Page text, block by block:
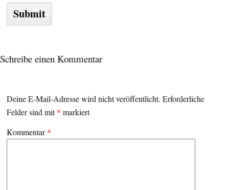
Schreibe einen Kommentar
Deine E-Mail-Adresse wird nicht veröffentlicht. Erforderliche
Felder sind mit* markiert
Kommentar*